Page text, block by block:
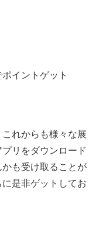
イントゲット
れからも様々な展
リをダウンロード
も受け取ることが
是非ゲットしてお